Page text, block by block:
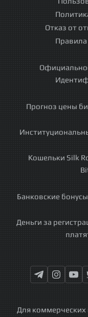
Отказ от
Правила
Прогноз цены
Кошельки Silk
Банковские
Деньги за
Для